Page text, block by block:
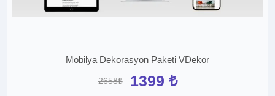
Mobilya Dekorasyon Paketi VDekor
2658₺ 1399 ₺